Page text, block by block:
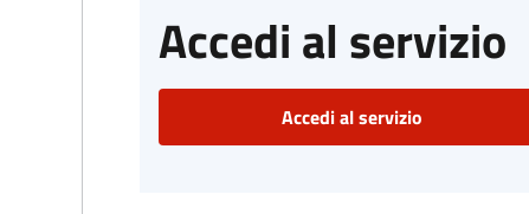
Accedi al servizio
Accedi al servizio